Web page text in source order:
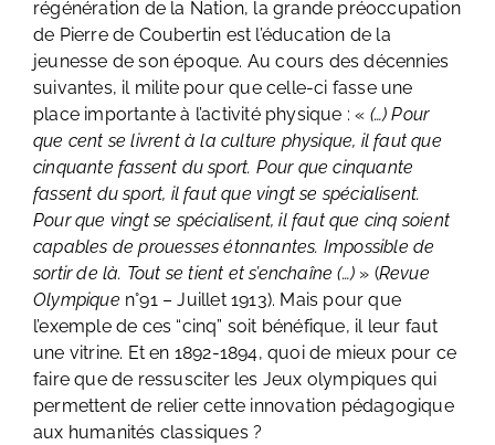
régénération de la Nation, la grande préoccupation
de Pierre de Coubertin est l’éducation de la
jeunesse de son époque. Au cours des décennies
suivantes, il milite pour que celle-ci fasse une
place importante à l’activité physique : « (…) Pour
que cent se livrent à la culture physique, il faut que
cinquante fassent du sport. Pour que cinquante
fassent du sport, il faut que vingt se spécialisent.
Pour que vingt se spécialisent, il faut que cinq soient
capables de prouesses étonnantes. Impossible de
sortir de là. Tout se tient et s’enchaîne (…) » (Revue
Olympique n°91 – Juillet 1913). Mais pour que
l’exemple de ces “cinq” soit bénéfique, il leur faut
une vitrine. Et en 1892-1894, quoi de mieux pour ce
faire que de ressusciter les Jeux olympiques qui
permettent de relier cette innovation pédagogique
aux humanités classiques ?